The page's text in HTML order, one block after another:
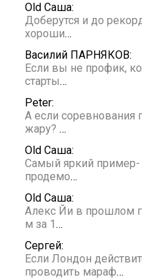
Old Саша:
Доберутся и до
хороши…
Василий ПАРНЯКОВ:
Если вы не профик,
старты…
Peter:
А если соревнования
жару? …
Old Саша:
Самый яркий пример-
продемо…
Old Саша:
Алекс Йи в прошлом
м за 1…
Сергей:
Если Лондон
проводить мараф…